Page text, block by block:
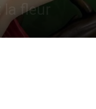
fleur